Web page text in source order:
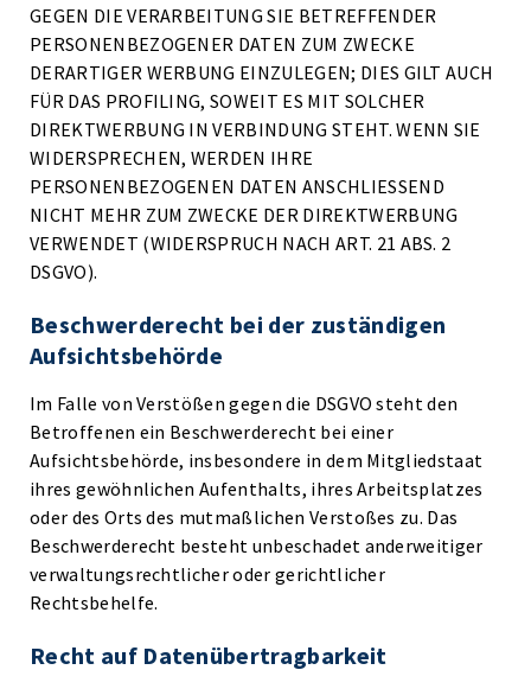
GEGEN DIE VERARBEITUNG SIE BETREFFENDER
PERSONENBEZOGENER DATEN ZUM ZWECKE
DERARTIGER WERBUNG EINZULEGEN; DIES GILT AUCH
FÜR DAS PROFILING, SOWEIT ES MIT SOLCHER
DIREKTWERBUNG IN VERBINDUNG STEHT. WENN SIE
WIDERSPRECHEN, WERDEN IHRE
PERSONENBEZOGENEN DATEN ANSCHLIESSEND
NICHT MEHR ZUM ZWECKE DER DIREKTWERBUNG
VERWENDET (WIDERSPRUCH NACH ART. 21 ABS. 2
DSGVO).
Beschwerde­recht bei der zuständigen
Aufsichts­behörde
Im Falle von Verstößen gegen die DSGVO steht den
Betroffenen ein Beschwerderecht bei einer
Aufsichtsbehörde, insbesondere in dem Mitgliedstaat
ihres gewöhnlichen Aufenthalts, ihres Arbeitsplatzes
oder des Orts des mutmaßlichen Verstoßes zu. Das
Beschwerderecht besteht unbeschadet anderweitiger
verwaltungsrechtlicher oder gerichtlicher
Rechtsbehelfe.
Recht auf Daten­übertrag­barkeit